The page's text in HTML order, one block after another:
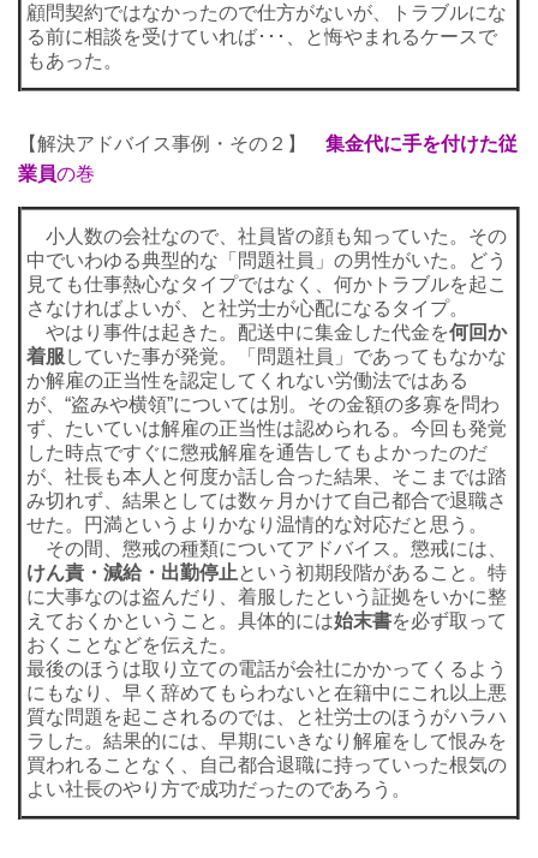
顧問契約ではなかったので仕方がないが、トラブルにな
る前に相談を受けていれば･･･、と悔やまれるケースで
もあった。
【解決アドバイス事例・その２】
集金代に手を付けた従
業員の巻
小人数の会社なので、社員皆の顔も知っていた。その
中でいわゆる典型的な「問題社員」の男性がいた。どう
見ても仕事熱心なタイプではなく、何かトラブルを起こ
さなければよいが、と社労士が心配になるタイプ。
やはり事件は起きた。配送中に集金した代金を何回か
着服 していた事が発覚。「問題社員」であってもなかな
か解雇の正当性を認定してくれない労働法ではある
が、“盗みや横領”については別。その金額の多寡を問わ
ず、たいていは解雇の正当性は認められる。今回も発覚
した時点ですぐに懲戒解雇を通告してもよかったのだ
が、社長も本人と何度か話し合った結果、そこまでは踏
み切れず、結果としては数ヶ月かけて自己都合で退職さ
せた。円満というよりかなり温情的な対応だと思う。
その間、懲戒の種類についてアドバイス。懲戒には、
けん責・減給・出勤停止という初期段階があること。特
に大事なのは盗んだり、着服したという証拠をいかに整
えておくかということ。具体的には始末書を必ず取って
おくことなどを伝えた。
最後のほうは取り立ての電話が会社にかかってくるよう
にもなり、早く辞めてもらわないと在籍中にこれ以上悪
質な問題を起こされるのでは、と社労士のほうがハラハ
ラした。結果的には、早期にいきなり解雇をして恨みを
買われることなく、自己都合退職に持っていった根気の
よい社長のやり方で成功だったのであろう。